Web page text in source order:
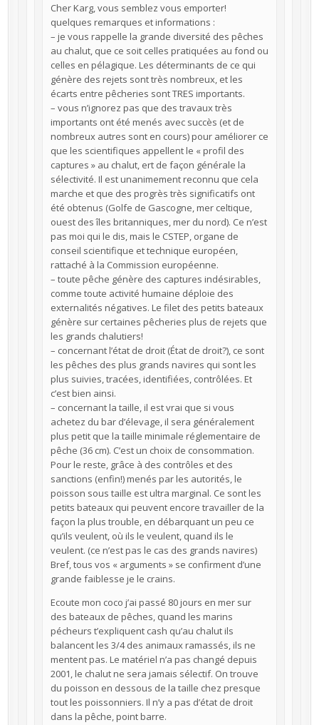
Cher Karg, vous semblez vous emporter!
quelques remarques et informations :
– je vous rappelle la grande diversité des pêches
au chalut, que ce soit celles pratiquées au fond ou
celles en pélagique. Les déterminants de ce qui
génère des rejets sont très nombreux, et les
écarts entre pêcheries sont TRES importants.
– vous n’ignorez pas que des travaux très
importants ont été menés avec succès (et de
nombreux autres sont en cours) pour améliorer ce
que les scientifiques appellent le « profil des
captures » au chalut, ert de façon générale la
sélectivité. Il est unanimement reconnu que cela
marche et que des progrès très significatifs ont
été obtenus (Golfe de Gascogne, mer celtique,
ouest des îles britanniques, mer du nord). Ce n’est
pas moi qui le dis, mais le CSTEP, organe de
conseil scientifique et technique européen,
rattaché à la Commission européenne.
– toute pêche génère des captures indésirables,
comme toute activité humaine déploie des
externalités négatives. Le filet des petits bateaux
génère sur certaines pêcheries plus de rejets que
les grands chalutiers!
– concernant l’état de droit (État de droit?), ce sont
les pêches des plus grands navires qui sont les
plus suivies, tracées, identifiées, contrôlées. Et
c’est bien ainsi.
– concernant la taille, il est vrai que si vous
achetez du bar d’élevage, il sera généralement
plus petit que la taille minimale réglementaire de
pêche (36 cm). C’est un choix de consommation.
Pour le reste, grâce à des contrôles et des
sanctions (enfin!) menés par les autorités, le
poisson sous taille est ultra marginal. Ce sont les
petits bateaux qui peuvent encore travailler de la
façon la plus trouble, en débarquant un peu ce
qu’ils veulent, où ils le veulent, quand ils le
veulent. (ce n’est pas le cas des grands navires)
Bref, tous vos « arguments » se confirment d’une
grande faiblesse je le crains.
Ecoute mon coco j’ai passé 80 jours en mer sur
des bateaux de pêches, quand les marins
pécheurs t’expliquent cash qu’au chalut ils
balancent les 3/4 des animaux ramassés, ils ne
mentent pas. Le matériel n’a pas changé depuis
2001, le chalut ne sera jamais sélectif. On trouve
du poisson en dessous de la taille chez presque
tout les poissonniers. Il n’y a pas d’état de droit
dans la pêche, point barre.